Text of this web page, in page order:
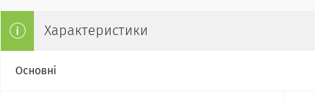
Характеристики
Основні